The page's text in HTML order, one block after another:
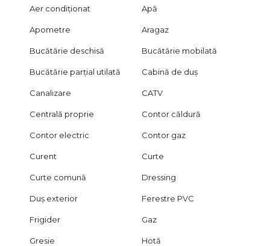
Aer condiționat Apă
Apometre Aragaz
Bucătărie deschisă Bucătărie mobilată
Bucătărie parțial utilată Cabină de duș
Canalizare CATV
Centrală proprie Contor căldură
Contor electric Contor gaz
Curent Curte
Curte comună Dressing
Duș exterior Ferestre PVC
Frigider Gaz
Gresie Hotă